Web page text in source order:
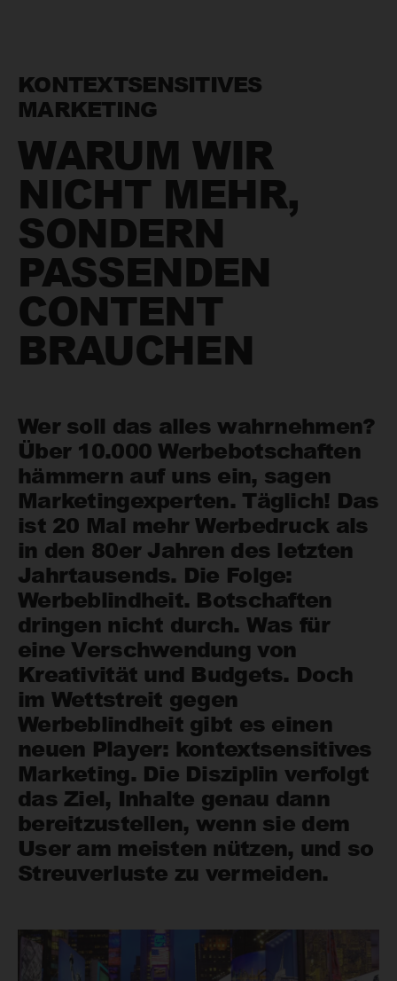
KONTEXTSENSITIVES
MARKETING
WARUM WIR
NICHT MEHR,
SONDERN
PASSENDEN
CONTENT
BRAUCHEN
Wer soll das alles wahrnehmen?
Über 10.000 Werbebotschaften
hämmern auf uns ein, sagen
Marketingexperten. Täglich! Das
ist 20 Mal mehr Werbedruck als
in den 80er Jahren des letzten
Jahrtausends. Die Folge:
Werbeblindheit. Botschaften
dringen nicht durch. Was für
eine Verschwendung von
Kreativität und Budgets. Doch
im Wettstreit gegen
Werbeblindheit gibt es einen
neuen Player: kontextsensitives
Marketing. Die Disziplin verfolgt
das Ziel, Inhalte genau dann
bereitzustellen, wenn sie dem
User am meisten nützen, und so
Streuverluste zu vermeiden.